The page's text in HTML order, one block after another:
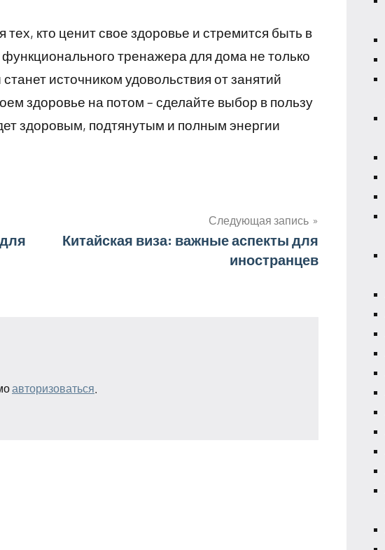
кто ценит свое здоровье и стремится быть в
тренажера для дома не только
источником удовольствия от занятий
здоровье на потом – сделайте выбор в пользу
здоровым, подтянутым и полным энергии
Следующая запись
Китайская виза: важные аспекты для
иностранцев
авторизоваться